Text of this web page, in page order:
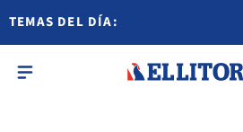
TEMAS DEL DÍA: